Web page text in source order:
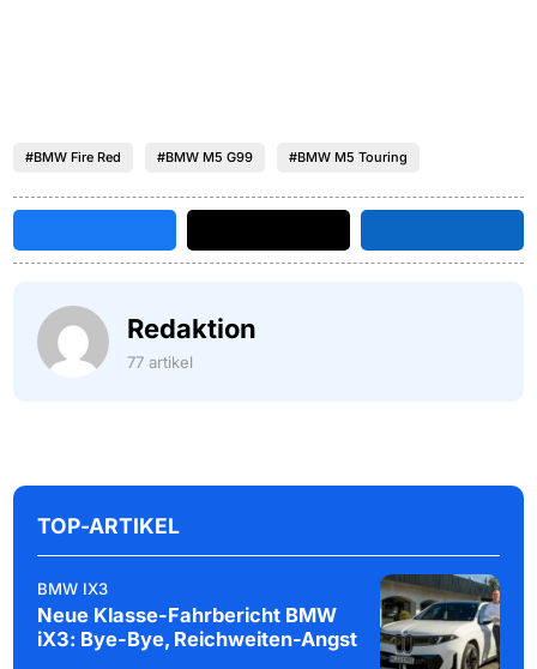
#BMW Fire Red #BMW M5 G99 #BMW M5 Touring
Redaktion
77 artikel
TOP-ARTIKEL
BMW IX3
Neue Klasse-Fahrbericht BMW
iX3: Bye-Bye, Reichweiten-Angst